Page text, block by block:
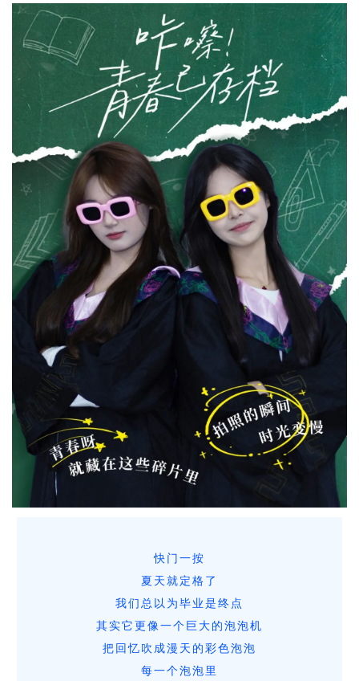
快门一按
夏天就定格了
我们总以为毕业是终点
其实它更像一个巨大的泡泡机
把回忆吹成漫天的彩色泡泡
每一个泡泡里